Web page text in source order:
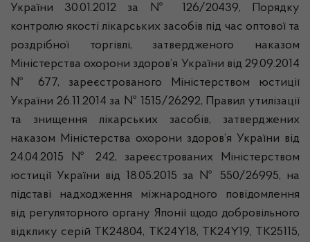
України 30.01.2012 за № 126/20439, Порядку
контролю якості лікарських засобів під час оптової та
роздрібної торгівлі, затвердженого наказом
Міністерства охорони здоров’я України від 29.09.2014
№ 677, зареєстрованого Міністерством юстиції
України 26.11.2014 за № 1515/26292, Правил утилізації
та знищення лікарських засобів, затверджених
наказом Міністерства охорони здоров’я України від
24.04.2015 № 242, зареєстрованих Міністерством
юстиції України від 18.05.2015 за № 550/26995, на
підставі надходження міжнародного повідомлення
від регуляторного органу Японії щодо добровільного
відклику серій TK24804, TK24Y18, TK24Y19, TK25115,